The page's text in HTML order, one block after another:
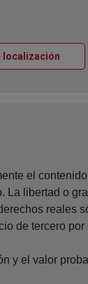
localización
el
La libertad o
reales
de tercero por
y el valor